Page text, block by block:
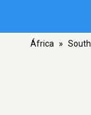
África »